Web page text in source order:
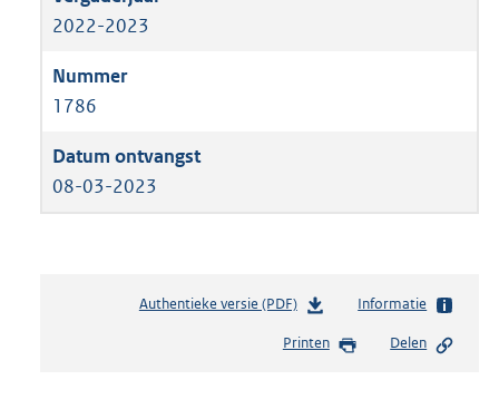
2022-2023
1786
08-03-2023
Authentieke versie (PDF)b
s
Informatie
Printen Delen